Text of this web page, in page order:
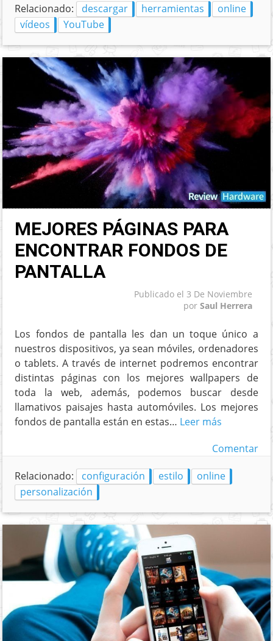
Relacionado: descargar herramientas
online
vídeos
YouTube
MEJORES PÁGINAS PARA
ENCONTRAR FONDOS DE
PANTALLA
Publicado el 3 De Noviembre
por Saul Herrera
Los fondos de pantalla les dan un toque único a
nuestros dispositivos, ya sean móviles, ordenadores
o tablets. A través de internet podremos encontrar
distintas páginas con los mejores wallpapers de
toda la web, además, podemos buscar desde
llamativos paisajes hasta automóviles. Los mejores
fondos de pantalla están en estas… Leer más
Comentar
Relacionado: configuración estilo
online
personalización